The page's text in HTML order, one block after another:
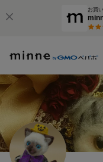
お買